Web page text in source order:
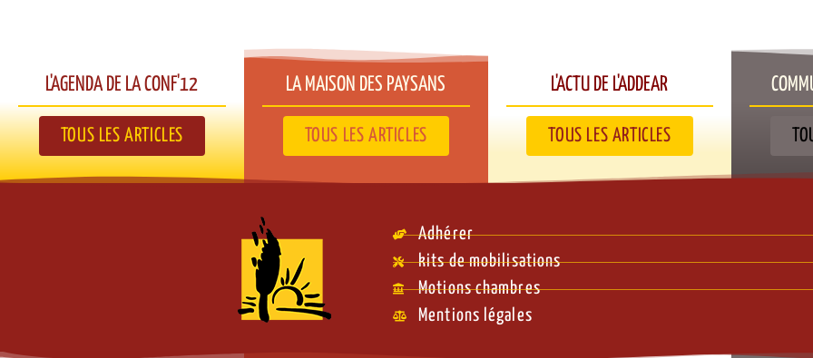
L'AGENDA DE LA CONF'12​
TOUS LES ARTICLES
LA MAISON DES PAYSANS​
TOUS LES ARTICLES
L'ACTU DE L'ADDEAR​
TOUS LES ARTICLES
Adhérer
kits de mobilisations
Motions chambres
Mentions légales